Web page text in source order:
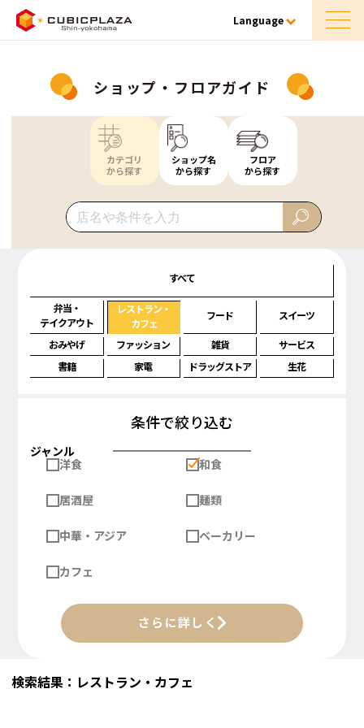
Language
ショップ・フロアガイド
カテゴリ
から探す
ショップ名
から探す
フロア
から探す
すべて
弁当・
テイクアウト
レストラン・
カフェ
フード スイーツ
おみやげ ファッション 雑貨
サービス
書籍
家電 ドラッグストア 生花
条件で絞り込む
ジャンル
洋食
和食
居酒屋 麺類
中華・アジア ベーカリー
カフェ
さらに詳しく
検索結果：レストラン・カフェ